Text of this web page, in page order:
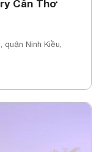
Cần Thơ
Ninh Kiều,